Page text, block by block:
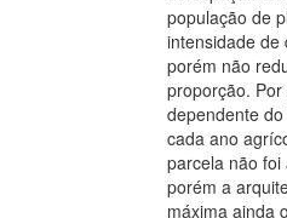
população de
intensidade de
porém não
proporção.
dependente
cada ano
parcela não
porém a
máxima ainda